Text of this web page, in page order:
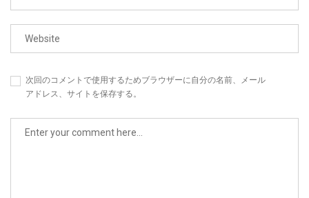
次回のコメントで使用するためブラウザーに自分の名前、メール
アドレス、サイトを保存する。